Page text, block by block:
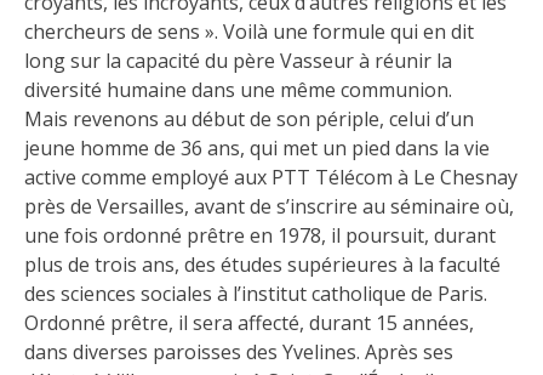
chercheurs de sens ». Voilà une formule qui en dit
long sur la capacité du père Vasseur à réunir la
diversité humaine dans une même communion.
Mais revenons au début de son périple, celui d’un
jeune homme de 36 ans, qui met un pied dans la vie
active comme employé aux PTT Télécom à Le Chesnay
près de Versailles, avant de s’inscrire au séminaire où,
une fois ordonné prêtre en 1978, il poursuit, durant
plus de trois ans, des études supérieures à la faculté
des sciences sociales à l’institut catholique de Paris.
Ordonné prêtre, il sera affecté, durant 15 années,
dans diverses paroisses des Yvelines. Après ses